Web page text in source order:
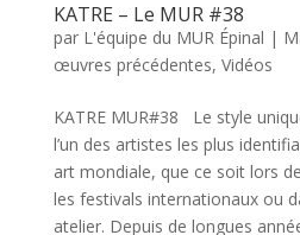
KATRE – Le MUR #38
par L'équipe du MUR Épinal |
œuvres précédentes, Vidéos
KATRE MUR#38 Le style
l’un des artistes les plus
art mondiale, que ce soit lors
les festivals internationaux ou
atelier. Depuis de longues